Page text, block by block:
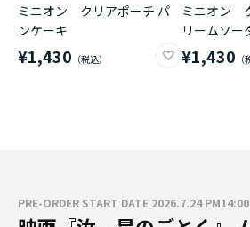
ミニオン クリアポーチ パ
ンケーキ
¥1,430
ミニオン
リームソー
¥1,430
PRE-ORDER START DATE 2026.7.24 PM14:00